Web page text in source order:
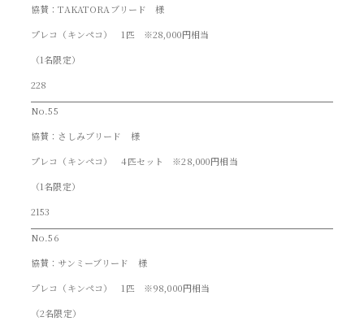
協賛：TAKATORAブリード 様
プレコ（キンペコ） 1匹 ※28,000円相当
（1名限定）
228
No.55
協賛：さしみブリード 様
プレコ（キンペコ） 4匹セット ※28,000円相当
（1名限定）
2153
No.56
協賛：サンミーブリード 様
プレコ（キンペコ） 1匹 ※98,000円相当
（2名限定）